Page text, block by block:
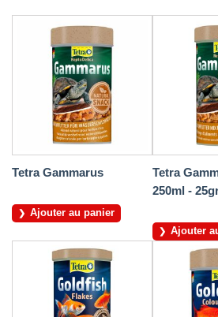
Tetra Gammarus
Ajouter au panier
Tetra
250ml -
Ajouter